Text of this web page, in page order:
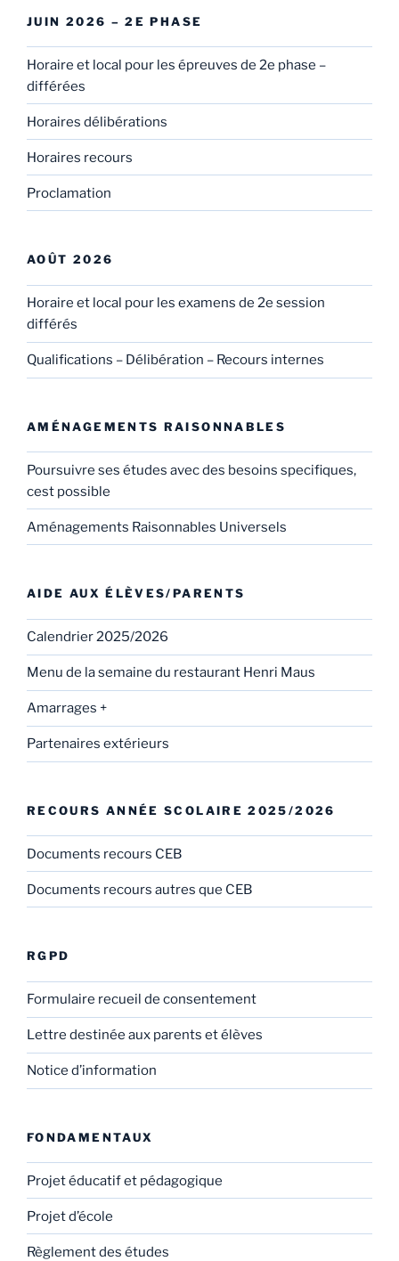
JUIN 2026 – 2E PHASE
Horaire et local pour les épreuves de 2e phase –
différées
Horaires délibérations
Horaires recours
Proclamation
AOÛT 2026
Horaire et local pour les examens de 2e session
différés
Qualifications – Délibération – Recours internes
AMÉNAGEMENTS RAISONNABLES
Poursuivre ses études avec des besoins specifiques,
cest possible
Aménagements Raisonnables Universels
AIDE AUX ÉLÈVES/PARENTS
Calendrier 2025/2026
Menu de la semaine du restaurant Henri Maus
Amarrages +
Partenaires extérieurs
RECOURS ANNÉE SCOLAIRE 2025/2026
Documents recours CEB
Documents recours autres que CEB
RGPD
Formulaire recueil de consentement
Lettre destinée aux parents et élèves
Notice d’information
FONDAMENTAUX
Projet éducatif et pédagogique
Projet d’école
Règlement des études